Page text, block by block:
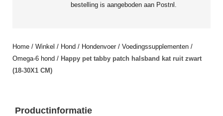
bestelling is aangeboden aan Postnl.
Home / Winkel / Hond / Hondenvoer/ Voedingssupplementen /
Omega-6 hond / Happy pet tabby patch halsband kat ruit zwart
(18-30X1 CM)
Productinformatie